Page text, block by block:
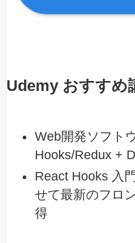
Udemy おすすめ
Web開発ソフト
Hooks/Redux +
React Hooks 入
せて最新のフロ
得